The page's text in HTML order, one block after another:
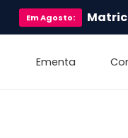
EmAgosto:
Ementa